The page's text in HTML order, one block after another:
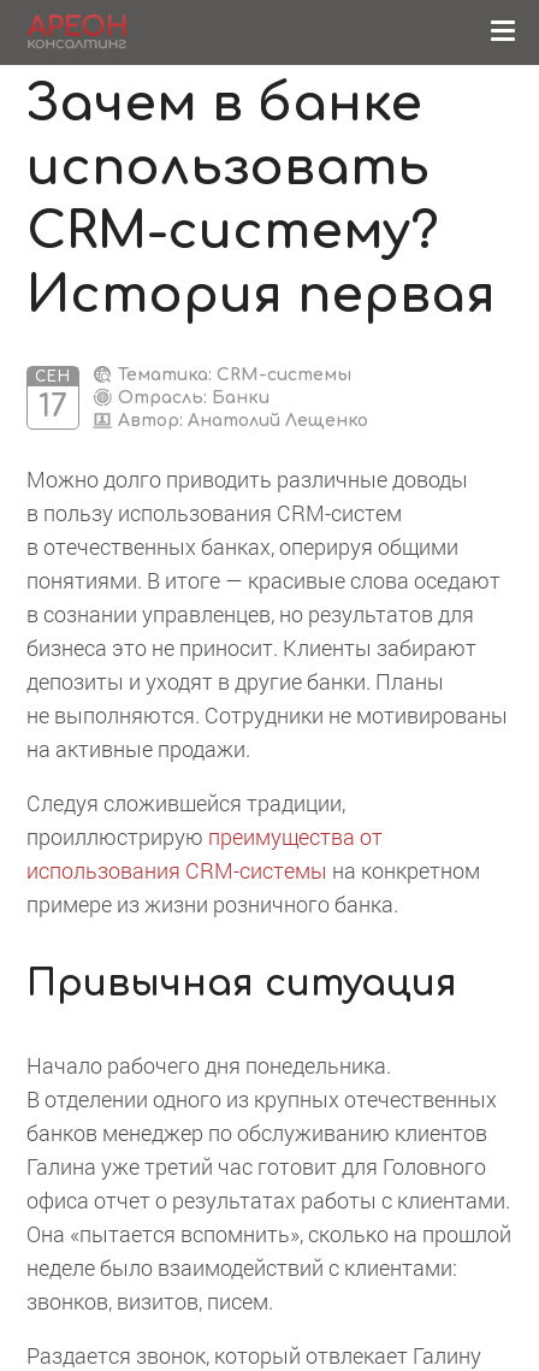
Зачем в банке
использовать
CRM-систему?
История первая
СЕН
17
Тематика: CRM-системы
Отрасль: Банки
Автор:Анатолий Лещенко
Можно долго приводить различные доводы
в пользу использования CRM-систем
в отечественных банках, оперируя общими
понятиями. В итоге — красивые слова оседают
в сознании управленцев, но результатов для
бизнеса это не приносит. Клиенты забирают
депозиты и уходят в другие банки. Планы
не выполняются. Сотрудники не мотивированы
на активные продажи.
Следуя сложившейся традиции,
проиллюстрирую преимущества от
использования CRM-системы на конкретном
примере из жизни розничного банка.
Привычная ситуация
Начало рабочего дня понедельника.
В отделении одного из крупных отечественных
банков менеджер по обслуживанию клиентов
Галина уже третий час готовит для Головного
офиса отчет о результатах работы с клиентами.
Она «пытается вспомнить», сколько на прошлой
неделе было взаимодействий с клиентами:
звонков, визитов, писем.
Раздается звонок, который отвлекает Галину